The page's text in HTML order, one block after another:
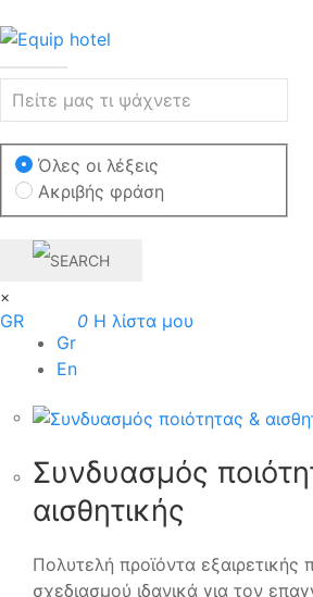
Όλες οι λέξεις
Ακριβής φράση
×
GR
Gr
En
0 Η λίστα μου
Συνδυασμός
αισθητικής
Πολυτελή προϊόντα εξαιρετικής
σχεδιασμού ιδανικά για τον